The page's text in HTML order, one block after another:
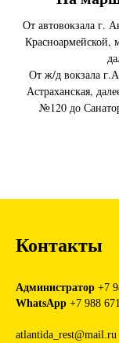
От автовокзала г.
От ж/д вокзала
Астраханская,
№120 до
Контакты
Администратор +7
WhatsApp +7 988
atlantida_rest@mail.ru